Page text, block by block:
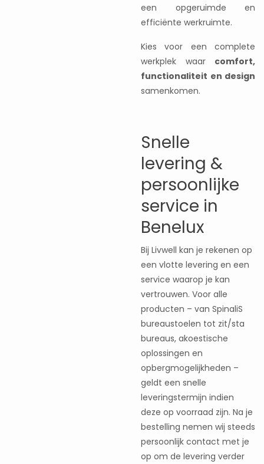
een opgeruimde en
efficiënte werkruimte.
Kies voor een complete
werkplek waar comfort,
functionaliteit en design
samenkomen.
Snelle
levering &
persoonlijke
service in
Benelux
Bij Livwell kan je rekenen op
een vlotte levering en een
service waarop je kan
vertrouwen. Voor alle
producten – van SpinaliS
bureaustoelen tot zit/sta
bureaus, akoestische
oplossingen en
opbergmogelijkheden –
geldt een snelle
leveringstermijn indien
deze op voorraad zijn. Na je
bestelling nemen wij steeds
persoonlijk contact met je
op om de levering verder